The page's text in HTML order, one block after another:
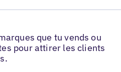
que tu vends ou
pour attirer les clients